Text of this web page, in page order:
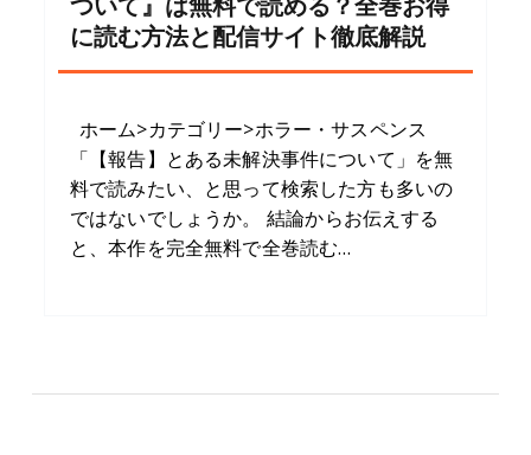
に読む方法と配信サイト徹底解説
ホーム>カテゴリー>ホラー・サスペンス
「【報告】とある未解決事件について」を無
料で読みたい、と思って検索した方も多いの
ではないでしょうか。 結論からお伝えする
と、本作を完全無料で全巻読む…